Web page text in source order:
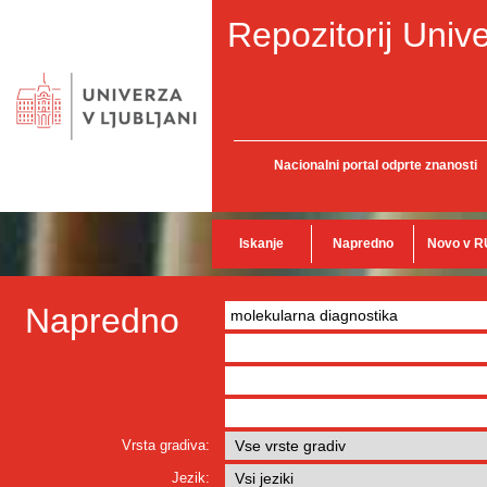
Repozitorij
Nacionalni portal odprte znanosti
Iskanje Napredno Novo v
Napredno
Vrsta gradiva:
Jezik: